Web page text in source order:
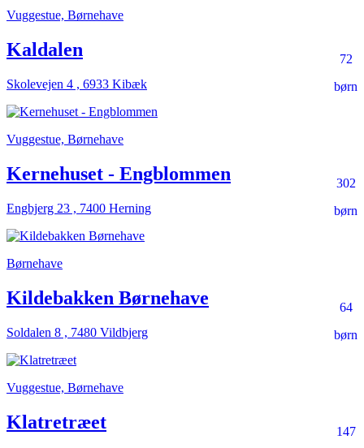
Vuggestue, Børnehave
72
børn
Kaldalen
Skolevejen 4 , 6933 Kibæk
Vuggestue, Børnehave
302
børn
Kernehuset - Engblommen
Engbjerg 23 , 7400 Herning
Børnehave
64
børn
Kildebakken Børnehave
Soldalen 8 , 7480 Vildbjerg
Vuggestue, Børnehave
147
Klatretræet